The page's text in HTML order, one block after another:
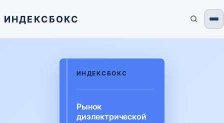
ИНДЕКСБОКС
ИНДЕКСБОКС
Рынок
диэлектрической